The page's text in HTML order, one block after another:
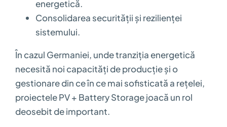
energetică.
Consolidarea securității și rezilienței
sistemului.
În cazul Germaniei, unde tranziția energetică
necesită noi capacități de producție și o
gestionare din ce în ce mai sofisticată a rețelei,
proiectele PV + Battery Storage joacă un rol
deosebit de important.